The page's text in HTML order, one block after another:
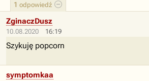
1 odpowiedź
10.08.2020 16:19
ZginaczDusz
Szykuję popcorn
symptomkaa